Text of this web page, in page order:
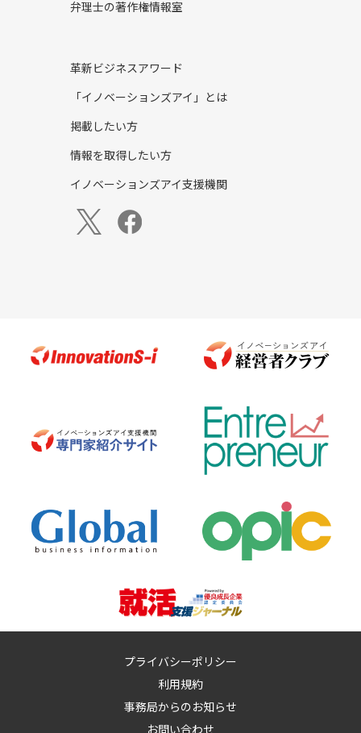
弁理士の著作権情報室
革新ビジネスアワード
「イノベーションズアイ」とは
掲載したい方
情報を取得したい方
イノベーションズアイ支援機関
プライバシーポリシー
利用規約
事務局からのお知らせ
お問い合わせ